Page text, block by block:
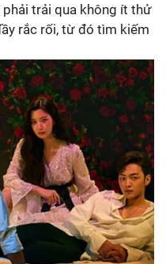
phải trải qua không ít thử
rắc rối, từ đó tìm kiếm